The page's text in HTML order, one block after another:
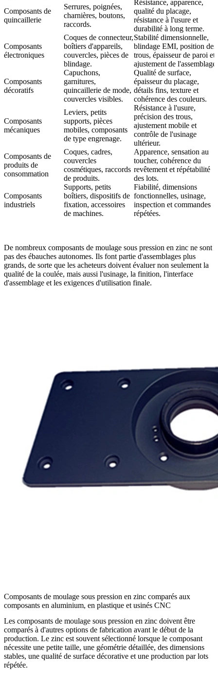
Composants de
quincaillerie
Serrures, poignées,
charnières, boutons,
raccords.
Résistance, apparence,
qualité du placage,
résistance à l'usure et
durabilité à long terme.
Composants
électroniques
Coques de connecteur,
boîtiers d'appareils,
couvercles, pièces de
blindage.
Stabilité dimensionnelle,
blindage EMI, position des
trous, épaisseur de paroi et
ajustement de l'assemblage.
Composants
décoratifs
Capuchons,
garnitures,
quincaillerie de mode,
couvercles visibles.
Qualité de surface,
épaisseur du placage,
détails fins, texture et
cohérence des couleurs.
Composants
mécaniques
Leviers, petits
supports, pièces
mobiles, composants
de type engrenage.
Résistance à l'usure,
précision des trous,
ajustement mobile et
contrôle de l'usinage
ultérieur.
Composants de
produits de
consommation
Coques, cadres,
couvercles
cosmétiques, raccords
de produits.
Apparence, sensation au
toucher, cohérence du
revêtement et répétabilité
des lots.
Composants
industriels
Supports, petits
boîtiers, dispositifs de
fixation, accessoires
de machines.
Fiabilité, dimensions
fonctionnelles, usinage,
inspection et commandes
répétées.
De nombreux composants de moulage sous pression en zinc ne sont
pas des ébauches autonomes. Ils font partie d'assemblages plus
grands, de sorte que les acheteurs doivent évaluer non seulement la
qualité de la coulée, mais aussi l'usinage, la finition, l'interface
d'assemblage et les exigences d'utilisation finale.
Composants de moulage sous pression en zinc comparés aux
composants en aluminium, en plastique et usinés CNC
Les composants de moulage sous pression en zinc doivent être
comparés à d'autres options de fabrication avant le début de la
production. Le zinc est souvent sélectionné lorsque le composant
nécessite une petite taille, une géométrie détaillée, des dimensions
stables, une qualité de surface décorative et une production par lots
répétée.